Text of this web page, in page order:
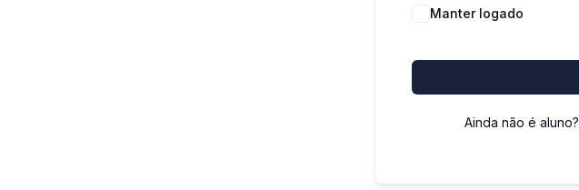
Manter logado
Ainda não é aluno?